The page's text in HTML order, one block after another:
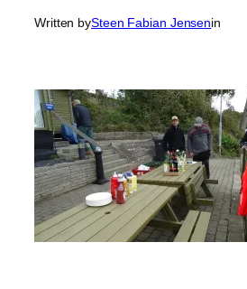
Written bySteen Fabian Jensenin